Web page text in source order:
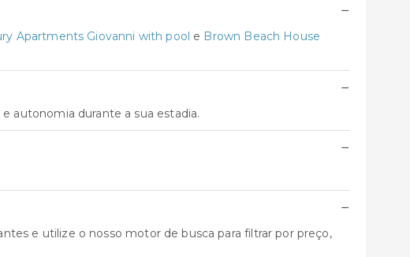
−
Apartments Giovanni with pool e Brown Beach House
−
autonomia durante a sua estadia.
−
−
e utilize o nosso motor de busca para filtrar por preço,